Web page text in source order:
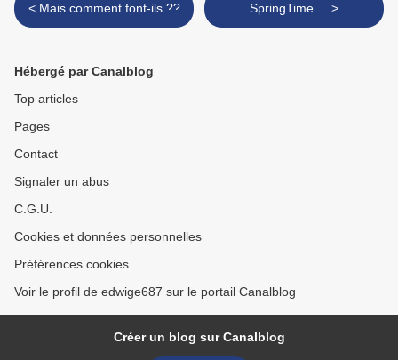
< Mais comment font-ils ?? SpringTime ... >
Hébergé par Canalblog
Top articles
Pages
Contact
Signaler un abus
C.G.U.
Cookies et données personnelles
Préférences cookies
Voir le profil de edwige687 sur le portail Canalblog
Créer un blog sur Canalblog